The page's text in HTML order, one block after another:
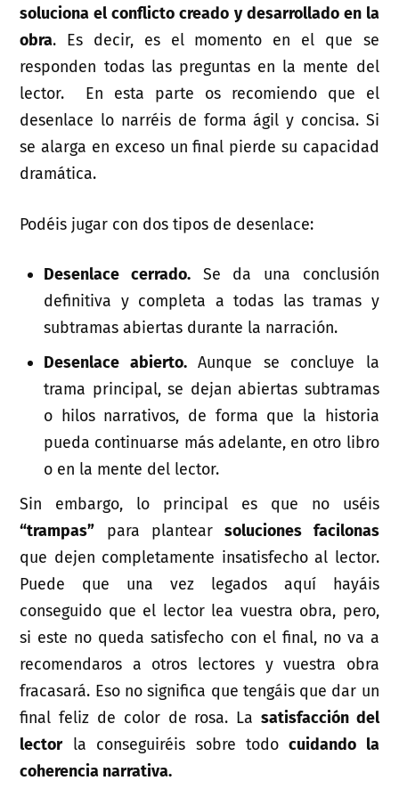
soluciona el conflicto creado y desarrollado en la
obra. Es decir, es el momento en el que se
responden todas las preguntas en la mente del
lector. En esta parte os recomiendo que el
desenlace lo narréis de forma ágil y concisa. Si
se alarga en exceso un final pierde su capacidad
dramática.
Podéis jugar con dos tipos de desenlace:
Desenlace cerrado.Se da una conclusión
definitiva y completa a todas las tramas y
subtramas abiertas durante la narración.
Desenlace abierto.Aunque se concluye la
trama principal, se dejan abiertas subtramas
o hilos narrativos, de forma que la historia
pueda continuarse más adelante, en otro libro
o en la mente del lector.
Sin embargo, lo principal es que no uséis
“trampas” para plantearsoluciones facilonas
que dejen completamente insatisfecho al lector.
Puede que una vez legados aquí hayáis
conseguido que el lector lea vuestra obra, pero,
si este no queda satisfecho con el final, no va a
recomendaros a otros lectores y vuestra obra
fracasará. Eso no significa que tengáis que dar un
final feliz de color de rosa. La satisfacción del
lectorla conseguiréis sobre todocuidando la
coherencia narrativa.